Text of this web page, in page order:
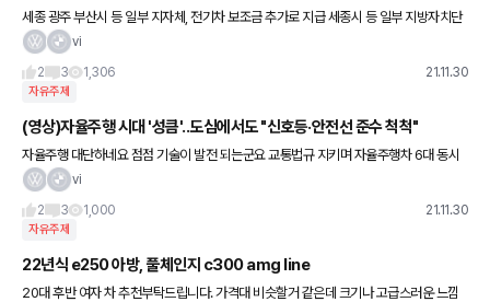
세종 광주 부산시 등 일부 지자체, 전기차 보조금 추가로 지급 세종시 등 일부 지방자치단
체가 추가경정예산(추경) 확보를 통해 올해 마지막 전기차 보조금 지원에 나섰다. 30일
vi
2
3 1,306 21.11.30
자유주제
(영상)자율주행 시대 '성큼'..도심에서도 "신호등·안전선 준수 척척"
자율주행 대단하네요 점점 기술이 발전 되는군요 교통법규 지키며 자율주행차 6대 동시
운행 현대차, 기술·제작 지원..서울시, 환경 구축 상암, 자율차 운행시작..내년엔 강남 로보
vi
2
3 1,000 21.11.30
자유주제
22년식 e250 아방, 풀체인지 c300 amg line
20대 후반 여자 차 추천부탁드립니다. 가격대 비슷할거 같은데 크기나 고급스러운 느낌